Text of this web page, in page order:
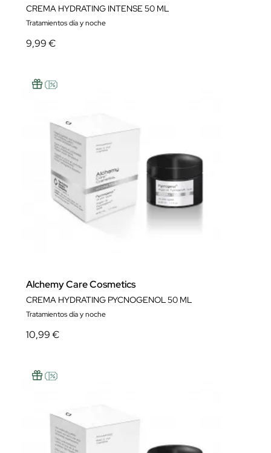
CREMA HYDRATING INTENSE 50 ML
Tratamientos día y noche
9,99 €
Alchemy Care Cosmetics
CREMA HYDRATING PYCNOGENOL 50 ML
Tratamientos día y noche
10,99 €